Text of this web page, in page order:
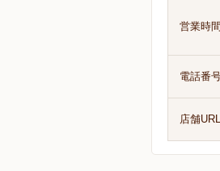
営業時間
電話番
店舗URL